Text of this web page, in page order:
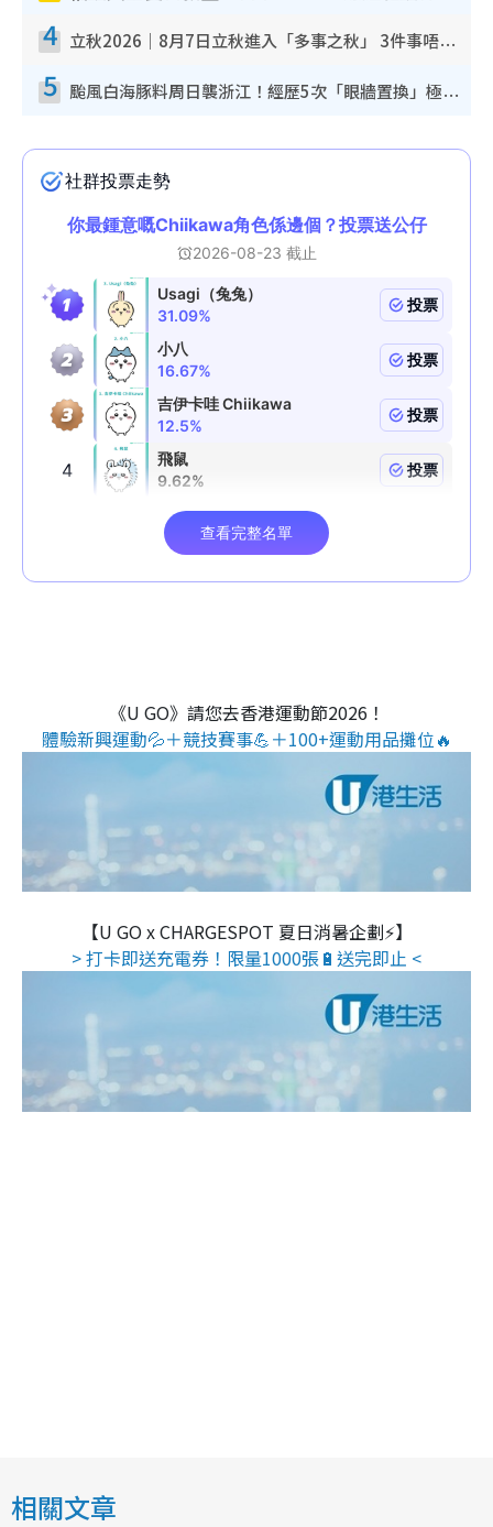
4 立秋2026｜8月7日立秋進入「多事之秋」 3件事唔做得！專家教6招開運 清枱頭／銀包納氣接好運
5 颱風白海豚料周日襲浙江！經歷5次「眼牆置換」極罕見 成登陸內地最長途颱風
《U GO》請您去香港運動節2026！
體驗新興運動💦＋競技賽事💪＋100+運動用品攤位🔥
【U GO x CHARGESPOT 夏日消暑企劃⚡】
> 打卡即送充電券！限量1000張🔋送完即止 <
相關文章